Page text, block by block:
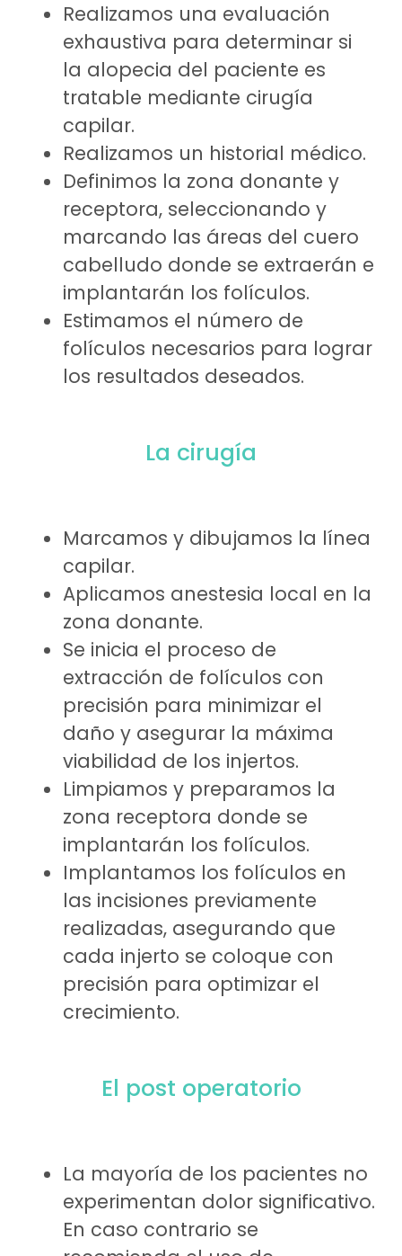
Realizamos una evaluación
exhaustiva para determinar si
la alopecia del paciente es
tratable mediante cirugía
capilar.
Realizamos un historial médico.
Definimos la zona donante y
receptora, seleccionando y
marcando las áreas del cuero
cabelludo donde se extraerán e
implantarán los folículos.
Estimamos el número de
folículos necesarios para lograr
los resultados deseados.
La cirugía
Marcamos y dibujamos la línea
capilar.
Aplicamos anestesia local en la
zona donante.
Se inicia el proceso de
extracción de folículos con
precisión para minimizar el
daño y asegurar la máxima
viabilidad de los injertos.
Limpiamos y preparamos la
zona receptora donde se
implantarán los folículos.
Implantamos los folículos en
las incisiones previamente
realizadas, asegurando que
cada injerto se coloque con
precisión para optimizar el
crecimiento.
El post operatorio
La mayoría de los pacientes no
experimentan dolor significativo.
En caso contrario se